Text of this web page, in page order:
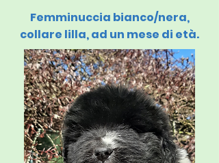
Femminuccia bianco/nera,
collare lilla, ad un mese di età.